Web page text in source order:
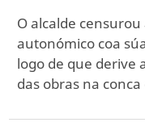
O alcalde
autonómico coa
logo de que derive
das obras na